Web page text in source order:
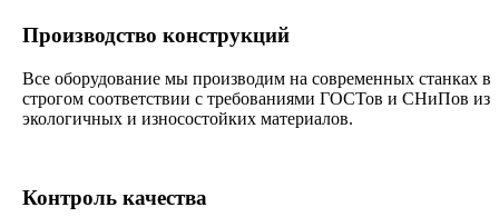
Производство конструкций
Все оборудование мы производим на современных станках в
строгом соответствии с требованиями ГОСТов и СНиПов из
экологичных и износостойких материалов.
Контроль качества